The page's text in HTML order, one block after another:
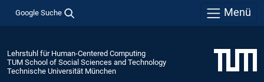
Google Suche Menü
Lehrstuhl für Human-Centered Computing
TUM School of Social Sciences and Technology
Technische Universität München